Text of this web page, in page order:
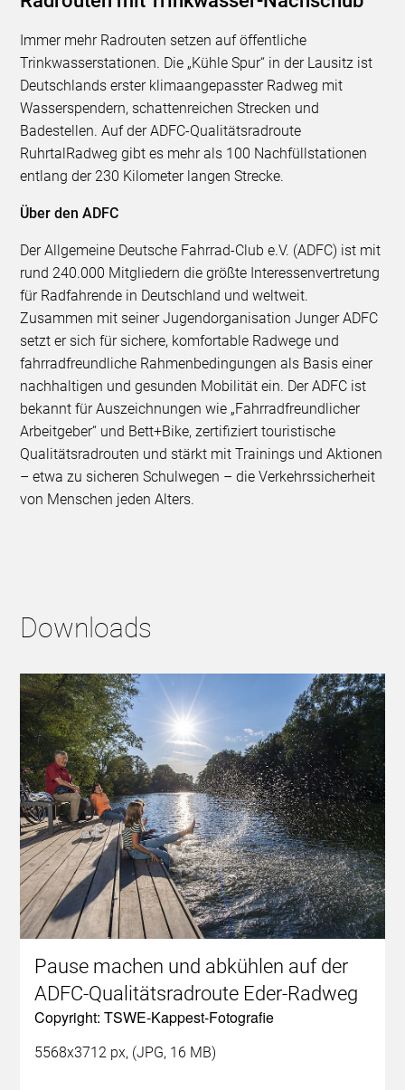
Immer mehr Radrouten setzen auf öffentliche
Trinkwasserstationen. Die „Kühle Spur“ in der Lausitz ist
Deutschlands erster klimaangepasster Radweg mit
Wasserspendern, schattenreichen Strecken und
Badestellen. Auf der ADFC-Qualitätsradroute
RuhrtalRadweg gibt es mehr als 100 Nachfüllstationen
entlang der 230 Kilometer langen Strecke.
Über den ADFC
Der Allgemeine Deutsche Fahrrad-Club e.V. (ADFC) ist mit
rund 240.000 Mitgliedern die größte Interessenvertretung
für Radfahrende in Deutschland und weltweit.
Zusammen mit seiner Jugendorganisation Junger ADFC
setzt er sich für sichere, komfortable Radwege und
fahrradfreundliche Rahmenbedingungen als Basis einer
nachhaltigen und gesunden Mobilität ein. Der ADFC ist
bekannt für Auszeichnungen wie „Fahrradfreundlicher
Arbeitgeber“ und Bett+Bike, zertifiziert touristische
Qualitätsradrouten und stärkt mit Trainings und Aktionen
– etwa zu sicheren Schulwegen – die Verkehrssicherheit
von Menschen jeden Alters.
Downloads
Pause machen und abkühlen auf der
ADFC-Qualitätsradroute Eder-Radweg
Copyright: TSWE-Kappest-Fotografie
5568x3712 px, (JPG, 16 MB)